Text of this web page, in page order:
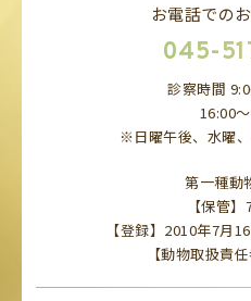
お電話での
045-
診察時間
16:00
※日曜午後、水曜、
第一種動
【保管
【登録】2010年7月
【動物取扱責